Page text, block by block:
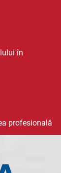
în
profesională